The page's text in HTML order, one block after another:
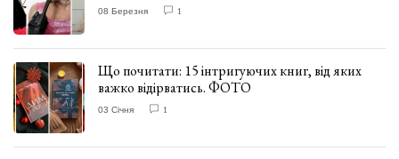
08 Березня 1
Що почитати: 15 інтригуючих книг, від яких
важко відірватись. ФОТО
03 Січня 1